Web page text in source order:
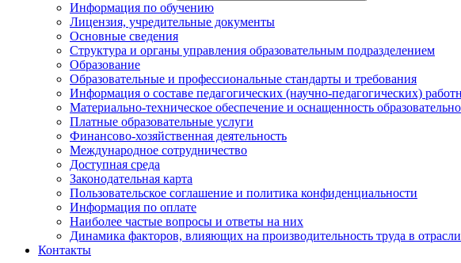
Информация по обучению
Лицензия, учредительные документы
Основные сведения
Структура и органы управления образовательным подразделением
Образование
Образовательные и профессиональные стандарты и требования
Информация о составе педагогических (научно-педагогических)
Материально-техническое обеспечение и оснащенность
Платные образовательные услуги
Финансово-хозяйственная деятельность
Международное сотрудничество
Доступная среда
Законодательная карта
Пользовательское соглашение и политика конфиденциальности
Информация по оплате
Наиболее частые вопросы и ответы на них
Динамика факторов, влияющих на производительность труда в
Контакты